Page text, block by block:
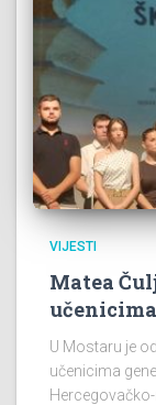
VIJESTI
Matea
U Mostaru je
učenicima